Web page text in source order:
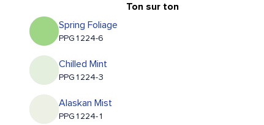
Ton sur ton
Spring Foliage
PPG1224-6
Chilled Mint
PPG1224-3
Alaskan Mist
PPG1224-1